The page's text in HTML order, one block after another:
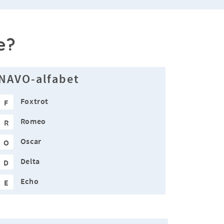
alfabet
F Foxtrot
R Romeo
O Oscar
D Delta
E Echo